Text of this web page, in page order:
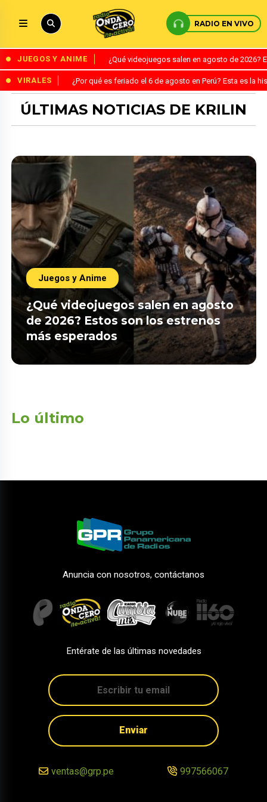
RADIO EN VIVO
JUEGOS Y ANIME ¿Qué videojuegos salen en agosto de
VIRALES ¿Por qué es feriado el 6 de agosto en Perú? Esta es la
ÚLTIMAS NOTICIAS DE KRILIN
Juegos y Anime
¿Qué videojuegos salen en agosto
de 2026? Estos son los estrenos
más esperados
Lo último
Anuncia con nosotros, contáctanos
Entérate de las últimas novedades
Enviar
ventas@grp.pe 997566067